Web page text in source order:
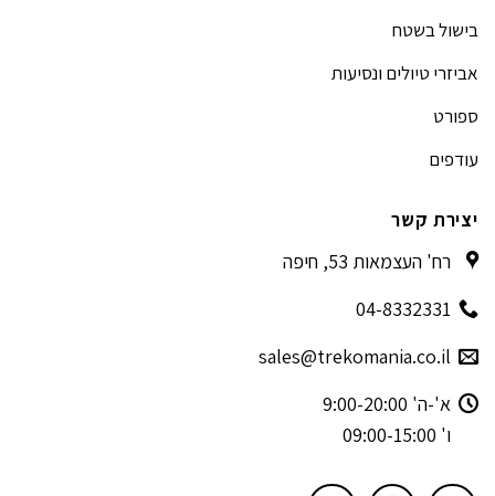
בישול בשטח
אביזרי טיולים ונסיעות
ספורט
עודפים
יצירת קשר
רח' העצמאות 53, חיפה
04-8332331
sales@trekomania.co.il
א'-ה' 9:00-20:00
ו' 09:00-15:00